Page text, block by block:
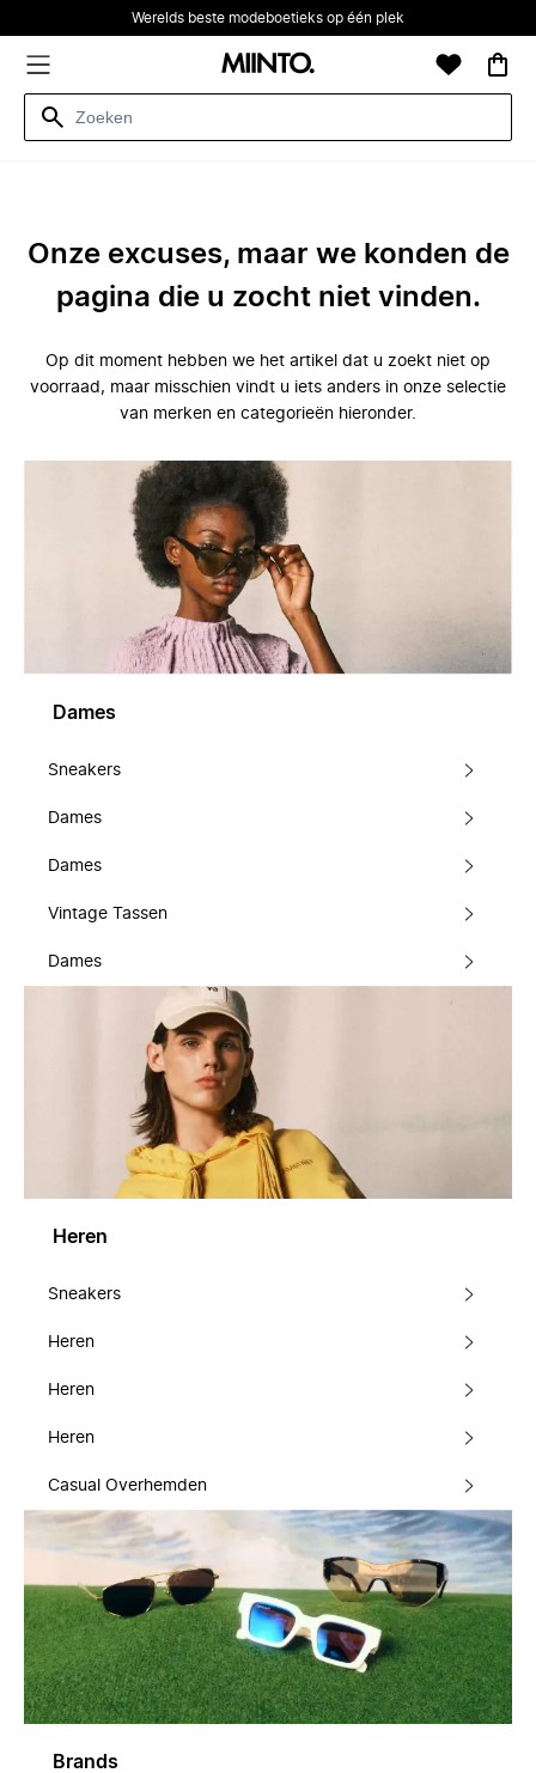
Werelds beste modeboetieks op één plek
Onze excuses, maar we konden de
pagina die u zocht niet vinden.
Op dit moment hebben we het artikel dat u zoekt niet op
voorraad, maar misschien vindt u iets anders in onze selectie
van merken en categorieën hieronder.
Dames
Sneakers
Dames
Dames
Vintage Tassen
Dames
Heren
Sneakers
Heren
Heren
Heren
Casual Overhemden
Brands